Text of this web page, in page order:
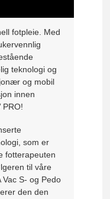
fotpleie. Med
teknologi og
og mobil
innen
PRO!
som er
fotterapeuten
til våre
S- og Pedo
den den